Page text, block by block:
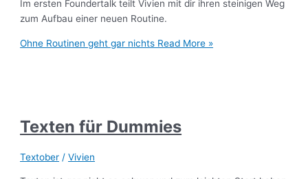
Im ersten Foundertalk teilt Vivien mit dir ihren steinigen Weg
zum Aufbau einer neuen Routine.
Ohne Routinen geht gar nichts Read More »
Texten für Dummies
Textober /Vivien